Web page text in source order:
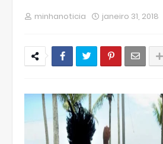
minhanoticia janeiro 31, 2018